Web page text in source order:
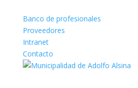
Banco de profesionales
Proveedores
Intranet
Contacto